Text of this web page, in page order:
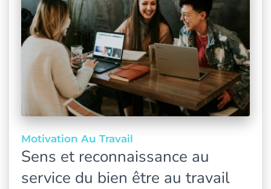
Motivation Au Travail
Sens et reconnaissance au
service du bien être au travail